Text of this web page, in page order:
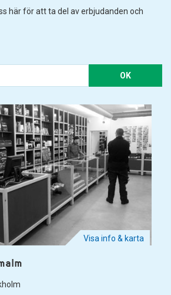
här för att ta del av erbjudanden och
OK
Visa info & karta